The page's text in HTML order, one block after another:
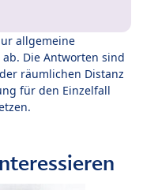
allgemeine
Die Antworten sind
räumlichen Distanz
für den Einzelfall